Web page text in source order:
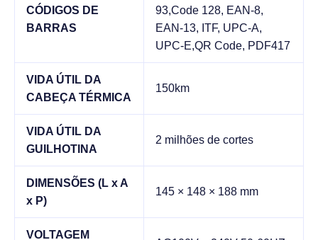
CÓDIGOS DE
BARRAS
93,Code 128, EAN-8,
EAN-13, ITF, UPC-A,
UPC-E,QR Code, PDF417
VIDA ÚTIL DA
CABEÇA TÉRMICA
150km
VIDA ÚTIL DA
GUILHOTINA
2 milhões de cortes
DIMENSÕES (L x A
x P)
145 × 148 × 188 mm
VOLTAGEM